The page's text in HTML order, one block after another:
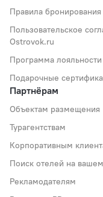
Правила бронирования
Пользовательское
Ostrovok.ru
Программа лояльности
Подарочные
Партнёрам
Объектам размещения
Турагентствам
Корпоративным
Поиск отелей на
Рекламодателям